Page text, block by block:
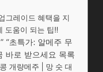
그레이드 혜택을 지
도움이 되는 팁!!
“초특가: 알메주 무
바로 받으세요 목록
개량메주 | 망 숫 대